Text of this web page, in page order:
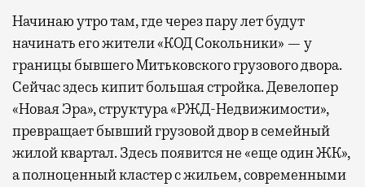
Начинаю утро там, где через пару лет будут
начинать его жители «КОД Сокольники» — у
границы бывшего Митьковского грузового двора.
Сейчас здесь кипит большая стройка. Девелопер
«Новая Эра», структура «РЖД-Недвижимости»,
превращает бывший грузовой двор в семейный
жилой квартал. Здесь появится не «еще один ЖК»,
а полноценный кластер с жильем, современными